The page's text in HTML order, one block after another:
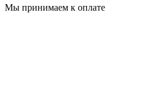
Мы принимаем к оплате